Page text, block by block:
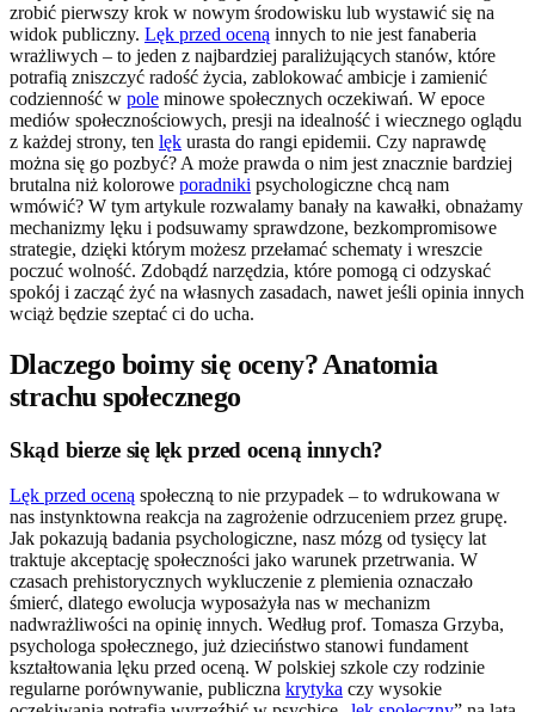
zrobić pierwszy krok w nowym środowisku lub wystawić się na
widok publiczny. Lęk przed oceną innych to nie jest fanaberia
wrażliwych – to jeden z najbardziej paraliżujących stanów, które
potrafią zniszczyć radość życia, zablokować ambicje i zamienić
codzienność w pole minowe społecznych oczekiwań. W epoce
mediów społecznościowych, presji na idealność i wiecznego oglądu
z każdej strony, ten lęk urasta do rangi epidemii. Czy naprawdę
można się go pozbyć? A może prawda o nim jest znacznie bardziej
brutalna niż kolorowe poradniki psychologiczne chcą nam
wmówić? W tym artykule rozwalamy banały na kawałki, obnażamy
mechanizmy lęku i podsuwamy sprawdzone, bezkompromisowe
strategie, dzięki którym możesz przełamać schematy i wreszcie
poczuć wolność. Zdobądź narzędzia, które pomogą ci odzyskać
spokój i zacząć żyć na własnych zasadach, nawet jeśli opinia innych
wciąż będzie szeptać ci do ucha.
Dlaczego boimy się oceny? Anatomia
strachu społecznego
Skąd bierze się lęk przed oceną innych?
Lęk przed oceną społeczną to nie przypadek – to wdrukowana w
nas instynktowna reakcja na zagrożenie odrzuceniem przez grupę.
Jak pokazują badania psychologiczne, nasz mózg od tysięcy lat
traktuje akceptację społeczności jako warunek przetrwania. W
czasach prehistorycznych wykluczenie z plemienia oznaczało
śmierć, dlatego ewolucja wyposażyła nas w mechanizm
nadwrażliwości na opinię innych. Według prof. Tomasza Grzyba,
psychologa społecznego, już dzieciństwo stanowi fundament
kształtowania lęku przed oceną. W polskiej szkole czy rodzinie
regularne porównywanie, publiczna krytyka czy wysokie